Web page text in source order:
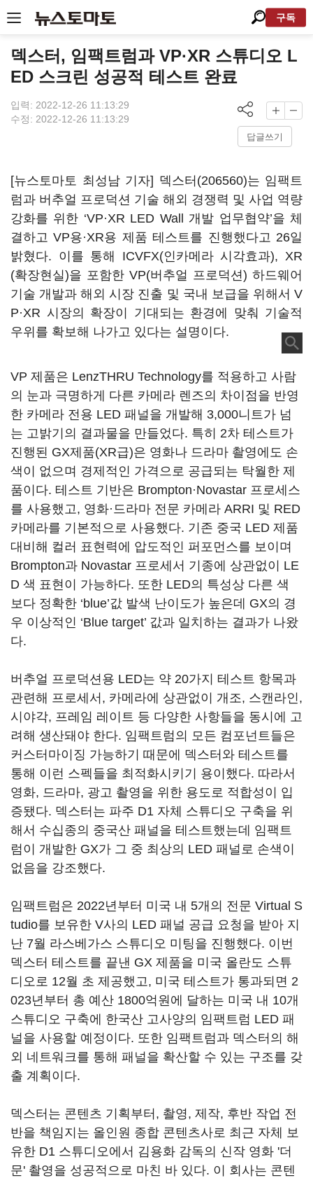
구독
덱스터, 임팩트럼과 VP·XR 스튜디오 L
ED 스크린 성공적 테스트 완료
입력: 2022-12-26 11:13:29
수정: 2022-12-26 11:13:29
답글쓰기
[뉴스토마토 최성남 기자] 덱스터(206560)는 임팩트
럼과 버추얼 프로덕션 기술 해외 경쟁력 및 사업 역량
강화를 위한 ‘VP·XR LED Wall 개발 업무협약’을 체
결하고 VP용·XR용 제품 테스트를 진행했다고 26일
밝혔다. 이를 통해 ICVFX(인카메라 시각효과), XR
(확장현실)을 포함한 VP(버추얼 프로덕션) 하드웨어
기술 개발과 해외 시장 진출 및 국내 보급을 위해서 V
P·XR 시장의 확장이 기대되는 환경에 맞춰 기술적
우위를 확보해 나가고 있다는 설명이다.
VP 제품은 LenzTHRU Technology를 적용하고 사람
의 눈과 극명하게 다른 카메라 렌즈의 차이점을 반영
한 카메라 전용 LED 패널을 개발해 3,000니트가 넘
는 고밝기의 결과물을 만들었다. 특히 2차 테스트가
진행된 GX제품(XR급)은 영화나 드라마 촬영에도 손
색이 없으며 경제적인 가격으로 공급되는 탁월한 제
품이다. 테스트 기반은 Brompton·Novastar 프로세스
를 사용했고, 영화·드라마 전문 카메라 ARRI 및 RED
카메라를 기본적으로 사용했다. 기존 중국 LED 제품
대비해 컬러 표현력에 압도적인 퍼포먼스를 보이며
Brompton과 Novastar 프로세서 기종에 상관없이 LE
D 색 표현이 가능하다. 또한 LED의 특성상 다른 색
보다 정확한 ‘blue’값 발색 난이도가 높은데 GX의 경
우 이상적인 ‘Blue target’ 값과 일치하는 결과가 나왔
다.
버추얼 프로덕션용 LED는 약 20가지 테스트 항목과
관련해 프로세서, 카메라에 상관없이 개조, 스캔라인,
시야각, 프레임 레이트 등 다양한 사항들을 동시에 고
려해 생산돼야 한다. 임팩트럼의 모든 컴포넌트들은
커스터마이징 가능하기 때문에 덱스터와 테스트를
통해 이런 스펙들을 최적화시키기 용이했다. 따라서
영화, 드라마, 광고 촬영을 위한 용도로 적합성이 입
증됐다. 덱스터는 파주 D1 자체 스튜디오 구축을 위
해서 수십종의 중국산 패널을 테스트했는데 임팩트
럼이 개발한 GX가 그 중 최상의 LED 패널로 손색이
없음을 강조했다.
임팩트럼은 2022년부터 미국 내 5개의 전문 Virtual S
tudio를 보유한 V사의 LED 패널 공급 요청을 받아 지
난 7월 라스베가스 스튜디오 미팅을 진행했다. 이번
덱스터 테스트를 끝낸 GX 제품을 미국 올란도 스튜
디오로 12월 초 제공했고, 미국 테스트가 통과되면 2
023년부터 총 예산 1800억원에 달하는 미국 내 10개
스튜디오 구축에 한국산 고사양의 임팩트럼 LED 패
널을 사용할 예정이다. 또한 임팩트럼과 덱스터의 해
외 네트워크를 통해 패널을 확산할 수 있는 구조를 갖
출 계획이다.
덱스터는 콘텐츠 기획부터, 촬영, 제작, 후반 작업 전
반을 책임지는 올인원 종합 콘텐츠사로 최근 자체 보
유한 D1 스튜디오에서 김용화 감독의 신작 영화 '더
문' 촬영을 성공적으로 마친 바 있다. 이 회사는 콘텐